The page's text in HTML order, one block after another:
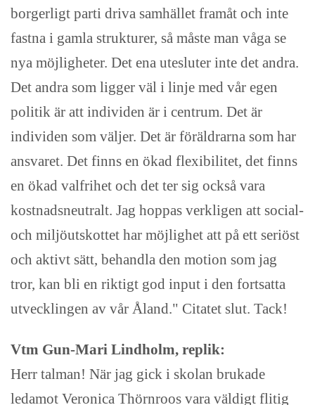
borgerligt parti driva samhället framåt och inte
fastna i gamla strukturer, så måste man våga se
nya möjligheter. Det ena utesluter inte det andra.
Det andra som ligger väl i linje med vår egen
politik är att individen är i centrum. Det är
individen som väljer. Det är föräldrarna som har
ansvaret. Det finns en ökad flexibilitet, det finns
en ökad valfrihet och det ter sig också vara
kostnadsneutralt. Jag hoppas verkligen att social-
och miljöutskottet har möjlighet att på ett seriöst
och aktivt sätt, behandla den motion som jag
tror, kan bli en riktigt god input i den fortsatta
utvecklingen av vår Åland." Citatet slut. Tack!
Vtm Gun-Mari Lindholm, replik:
Herr talman! När jag gick i skolan brukade
ledamot Veronica Thörnroos vara väldigt flitig